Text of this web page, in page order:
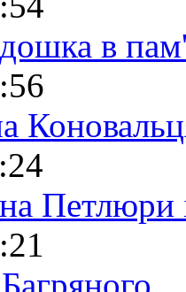
в
Петлюри